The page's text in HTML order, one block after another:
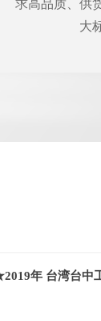
求高品质、供
大
年 台湾台中